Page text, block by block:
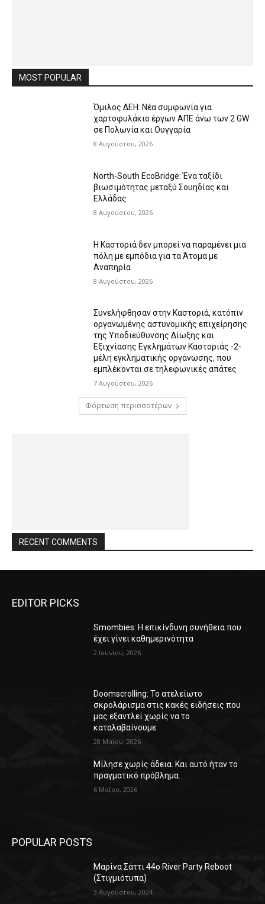
MOST POPULAR
Όμιλος ΔΕΗ: Νέα συμφωνία για
χαρτοφυλάκιο έργων ΑΠΕ άνω των 2 GW
σε Πολωνία και Ουγγαρία
8 Αυγούστου, 2026
North-South EcoBridge: Ένα ταξίδι
βιωσιμότητας μεταξύ Σουηδίας και
Ελλάδας
8 Αυγούστου, 2026
Η Καστοριά δεν μπορεί να παραμένει μια
πόλη με εμπόδια για τα Άτομα με
Αναπηρία
8 Αυγούστου, 2026
Συνελήφθησαν στην Καστοριά, κατόπιν
οργανωμένης αστυνομικής επιχείρησης
της Υποδιεύθυνσης Δίωξης και
Εξιχνίασης Εγκλημάτων Καστοριάς -2-
μέλη εγκληματικής οργάνωσης, που
εμπλέκονται σε τηλεφωνικές απάτες
7 Αυγούστου, 2026
Φόρτωση περισσοτέρων
RECENT COMMENTS
EDITOR PICKS
Smombies: Η επικίνδυνη συνήθεια που
έχει γίνει καθημερινότητα
2 Ιουνίου, 2026
Doomscrolling: Το ατελείωτο
σκρολάρισμα στις κακές ειδήσεις που
μας εξαντλεί χωρίς να το
καταλαβαίνουμε
28 Μαΐου, 2026
Μίλησε χωρίς άδεια. Και αυτό ήταν το
πραγματικό πρόβλημα.
6 Μαΐου, 2026
POPULAR POSTS
Μαρίνα Σάττι 44o River Party Reboot
(Στιγμιότυπα)
3 Αυγούστου, 2024